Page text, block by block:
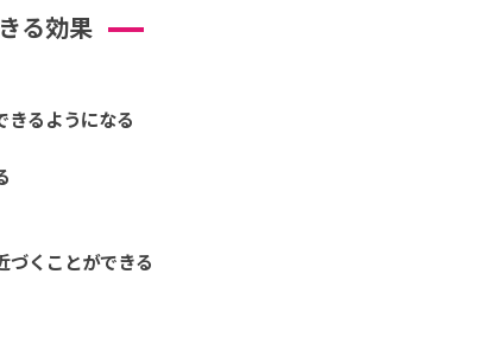
る効果
きるようになる
づくことができる